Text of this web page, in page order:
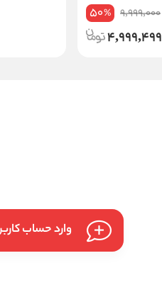
9,999,000
50%
4,999,499
وارد حساب